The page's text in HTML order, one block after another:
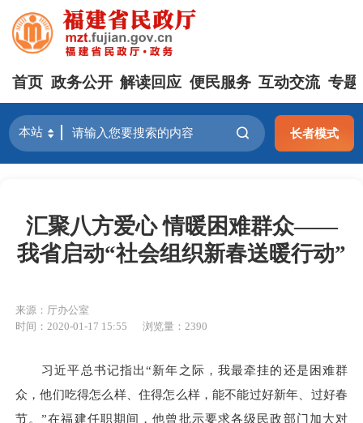
首页 政务公开 解读回应 便民服务 互动交流 专题
长者模式
汇聚八方爱心 情暖困难群众——
我省启动“社会组织新春送暖行动”
来源：厅办公室
时间：2020-01-17 15:55
浏览量：2390
习近平总书记指出“新年之际，我最牵挂的还是困难群
众，他们吃得怎么样、住得怎么样，能不能过好新年、过好春
节。”在福建任职期间，他曾批示要求各级民政部门加大对